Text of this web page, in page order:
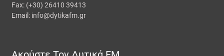
Fax: (+30) 26410 39413
Email: info@dytikafm.gr